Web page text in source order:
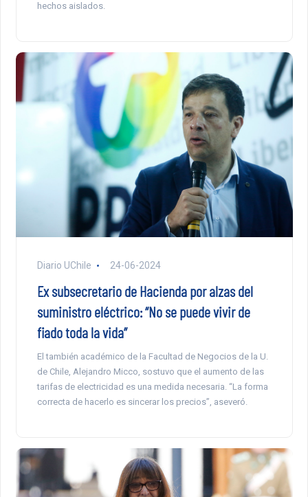
hechos aislados.
Diario UChile 24-06-2024
Ex subsecretario de Hacienda por alzas del
suministro eléctrico: “No se puede vivir de
fiado toda la vida”
El también académico de la Facultad de Negocios de la U.
de Chile, Alejandro Micco, sostuvo que el aumento de las
tarifas de electricidad es una medida necesaria. “La forma
correcta de hacerlo es sincerar los precios”, aseveró.